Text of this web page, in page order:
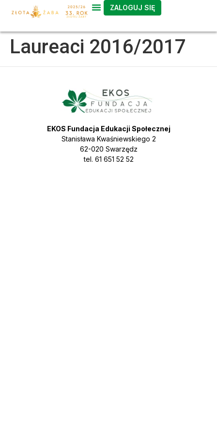
treści
ZALOGUJ SIĘ
Laureaci 2016/2017
EKOS Fundacja Edukacji Społecznej
Stanisława Kwaśniewskiego 2
62-020 Swarzędz
tel. 61 651 52 52